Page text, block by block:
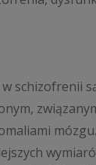
schizofrenii